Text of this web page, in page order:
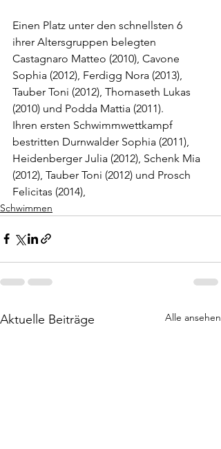
Einen Platz unter den schnellsten 6
ihrer Altersgruppen belegten
Castagnaro Matteo (2010), Cavone
Sophia (2012), Ferdigg Nora (2013),
Tauber Toni (2012), Thomaseth Lukas
(2010) und Podda Mattia (2011).
Ihren ersten Schwimmwettkampf
bestritten Durnwalder Sophia (2011),
Heidenberger Julia (2012), Schenk Mia
(2012), Tauber Toni (2012) und Prosch
Felicitas (2014),
Schwimmen
Aktuelle Beiträge Alle ansehen